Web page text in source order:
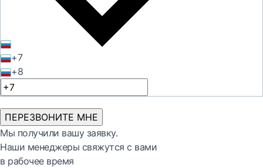
+7
+8
ПЕРЕЗВОНИТЕ МНЕ
Мы получили вашу заявку.
Наши менеджеры свяжутся с вами
в рабочее время